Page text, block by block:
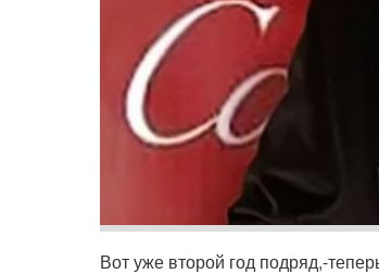
Вот уже второй год подряд,-